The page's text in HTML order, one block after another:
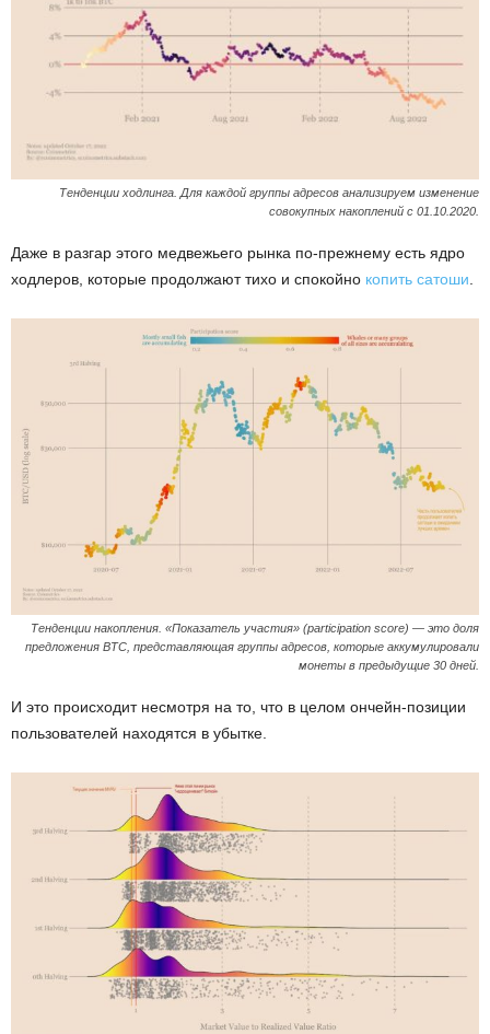
Тенденции ходлинга. Для каждой группы адресов анализируем изменение
совокупных накоплений с 01.10.2020.
Даже в разгар этого медвежьего рынка по-прежнему есть ядро
ходлеров, которые продолжают тихо и спокойно копить сатоши
Тенденции накопления. «Показатель участия» (participation score) — это доля
предложения BTC, представляющая группы адресов, которые аккумулировали
монеты в предыдущие 30 дней.
И это происходит несмотря на то, что в целом ончейн-позиции
пользователей находятся в убытке.